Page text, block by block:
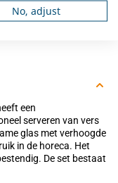
een
serveren van vers
glas met verhoogde
in de horeca. Het
De set bestaat
No, adjust